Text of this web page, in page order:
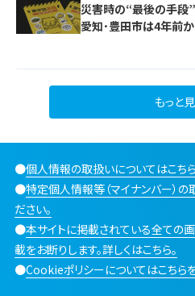
災害時の“最後の手段
愛知･豊田市は4年前からマ
死に至る｢エコノミー
もっと
●個人情報の取扱いについてはこちら
●特定個人情報等（マイナンバー）
ださい。
●本サイトに掲載されている全ての
載をお断りします。詳しくはこちら。
●Cookieポリシーについてはこちらを